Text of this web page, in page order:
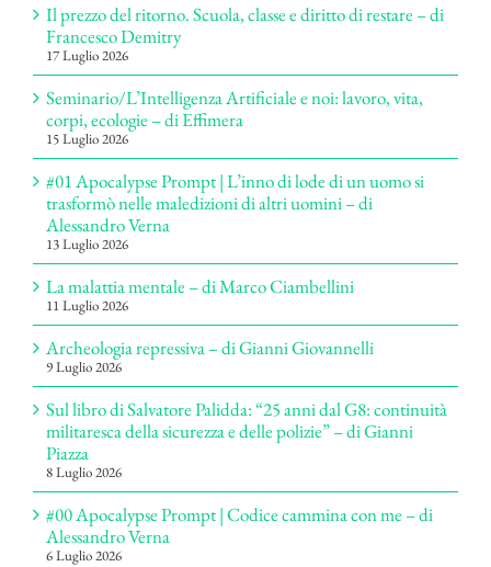
Il prezzo del ritorno. Scuola, classe e diritto di restare – di
Francesco Demitry
17 Luglio 2026
Seminario/L’Intelligenza Artificiale e noi: lavoro, vita,
corpi, ecologie – di Effimera
15 Luglio 2026
#01 Apocalypse Prompt | L’inno di lode di un uomo si
trasformò nelle maledizioni di altri uomini – di
Alessandro Verna
13 Luglio 2026
La malattia mentale – di Marco Ciambellini
11 Luglio 2026
Archeologia repressiva – di Gianni Giovannelli
9 Luglio 2026
Sul libro di Salvatore Palidda: “25 anni dal G8: continuità
militaresca della sicurezza e delle polizie” – di Gianni
Piazza
8 Luglio 2026
#00 Apocalypse Prompt | Codice cammina con me – di
Alessandro Verna
6 Luglio 2026